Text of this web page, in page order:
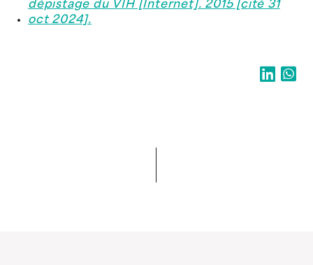
dépistage du VIH [Internet]. 2015 [cité 31
oct 2024].